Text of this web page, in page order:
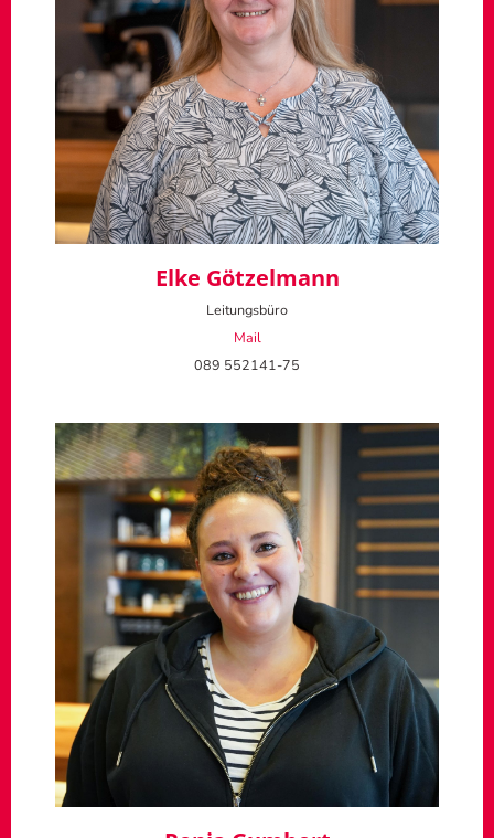
Elke Götzelmann
Leitungsbüro
Mail
089 552141-75